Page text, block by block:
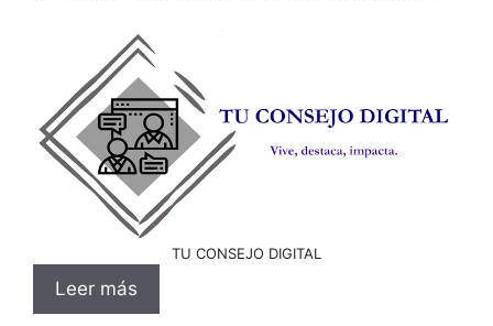
TU CONSEJO DIGITAL
Leer más